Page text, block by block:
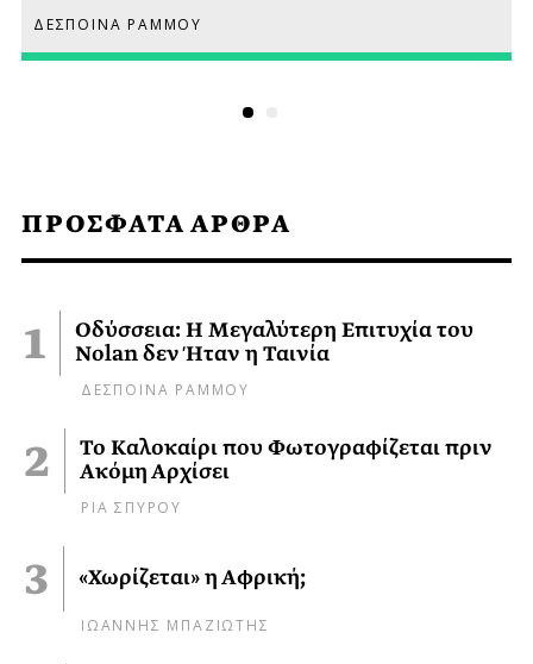
ΠΡΟΣΦΑΤΑ ΑΡΘΡΑ
Οδύσσεια: Η Μεγαλύτερη Επιτυχία του
Nolan δεν Ήταν η Ταινία
ΔΕΣΠΟΙΝΑ ΡΑΜΜΟΥ
Το Καλοκαίρι που Φωτογραφίζεται πριν
Ακόμη Αρχίσει
ΡΙΑ ΣΠΥΡΟΥ
«Χωρίζεται» η Αφρική;
ΙΩΑΝΝΗΣ ΜΠΑΖΙΩΤΗΣ
ΔΕΣΠΟΙΝΑ ΡΑΜΜΟΥ